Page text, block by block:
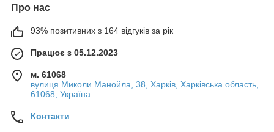
Про нас
93% позитивних з 164 відгуків за рік
Працює з 05.12.2023
м. 61068
вулиця Миколи Манойла, 38, Харків, Харківська область,
61068, Україна
Контакти